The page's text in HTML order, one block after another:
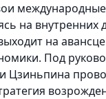
на внутренних
на
Под
Цзиньпина